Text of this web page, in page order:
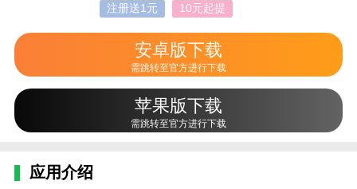
注册送1元 10元起提
安卓版下载
需跳转至官方进行下载
苹果版下载
需跳转至官方进行下载
应用介绍